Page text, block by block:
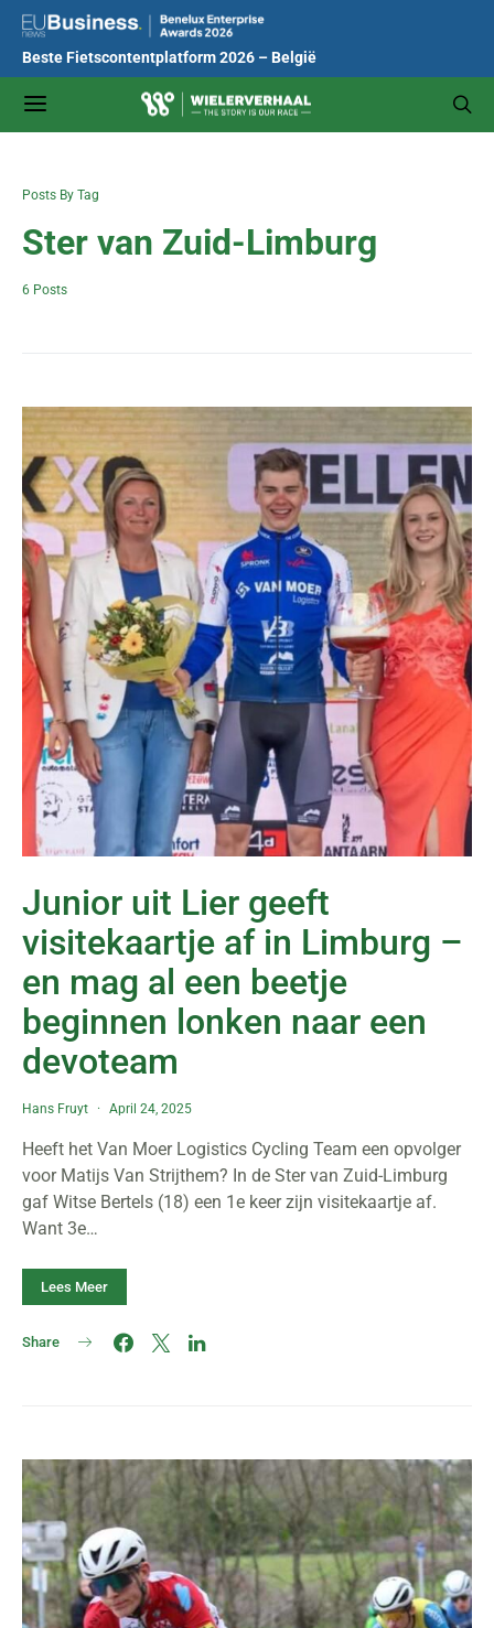
Beste Fietscontentplatform 2026 – België
Posts By Tag
Ster van Zuid-Limburg
6 Posts
Junior uit Lier geeft
visitekaartje af in Limburg –
en mag al een beetje
beginnen lonken naar een
devoteam
Hans Fruyt April 24, 2025
Heeft het Van Moer Logistics Cycling Team een opvolger
voor Matijs Van Strijthem? In de Ster van Zuid-Limburg
gaf Witse Bertels (18) een 1e keer zijn visitekaartje af.
Want 3e…
Lees Meer
Share